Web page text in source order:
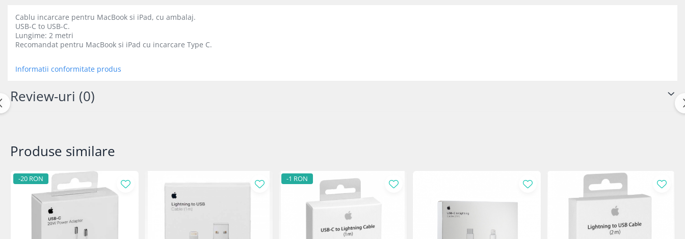
Series 6
Series 7
Series 8
Series SE 2
Ultra 3
iPad
iPad Pro 11 Gen. 4 (2022)
iMac
MacBook Air
MacBook Pro
Căști și boxe portabile
Cablu incarcare pentru MacBook si iPad, cu ambalaj.
USB-C to USB-C.
Lungime: 2 metri
Recomandat pentru MacBook si iPad cu incarcare Type C.
Informatii conformitate produs
Review-uri (0)
Produse similare
-20 RON -1 RON